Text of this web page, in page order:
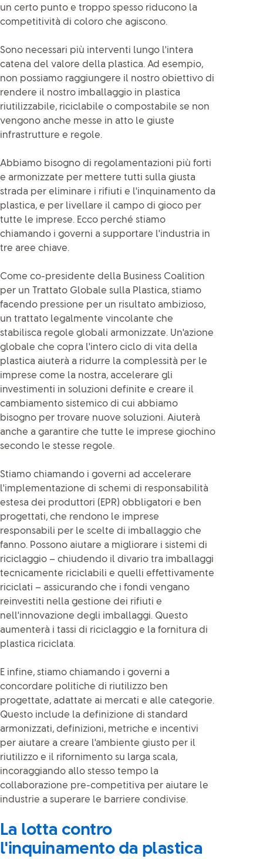
un certo punto e troppo spesso riducono la
competitività di coloro che agiscono.
Sono necessari più interventi lungo l'intera
catena del valore della plastica. Ad esempio,
non possiamo raggiungere il nostro obiettivo di
rendere il nostro imballaggio in plastica
riutilizzabile, riciclabile o compostabile se non
vengono anche messe in atto le giuste
infrastrutture e regole.
Abbiamo bisogno di regolamentazioni più forti
e armonizzate per mettere tutti sulla giusta
strada per eliminare i rifiuti e l'inquinamento da
plastica, e per livellare il campo di gioco per
tutte le imprese. Ecco perché stiamo
chiamando i governi a supportare l'industria in
tre aree chiave.
Come co-presidente della Business Coalition
per un Trattato Globale sulla Plastica, stiamo
facendo pressione per un risultato ambizioso,
un trattato legalmente vincolante che
stabilisca regole globali armonizzate. Un'azione
globale che copra l'intero ciclo di vita della
plastica aiuterà a ridurre la complessità per le
imprese come la nostra, accelerare gli
investimenti in soluzioni definite e creare il
cambiamento sistemico di cui abbiamo
bisogno per trovare nuove soluzioni. Aiuterà
anche a garantire che tutte le imprese giochino
secondo le stesse regole.
Stiamo chiamando i governi ad accelerare
l'implementazione di schemi di responsabilità
estesa dei produttori (EPR) obbligatori e ben
progettati, che rendono le imprese
responsabili per le scelte di imballaggio che
fanno. Possono aiutare a migliorare i sistemi di
riciclaggio – chiudendo il divario tra imballaggi
tecnicamente riciclabili e quelli effettivamente
riciclati – assicurando che i fondi vengano
reinvestiti nella gestione dei rifiuti e
nell'innovazione degli imballaggi. Questo
aumenterà i tassi di riciclaggio e la fornitura di
plastica riciclata.
E infine, stiamo chiamando i governi a
concordare politiche di riutilizzo ben
progettate, adattate ai mercati e alle categorie.
Questo include la definizione di standard
armonizzati, definizioni, metriche e incentivi
per aiutare a creare l'ambiente giusto per il
riutilizzo e il rifornimento su larga scala,
incoraggiando allo stesso tempo la
collaborazione pre-competitiva per aiutare le
industrie a superare le barriere condivise.
La lotta contro
l'inquinamento da plastica